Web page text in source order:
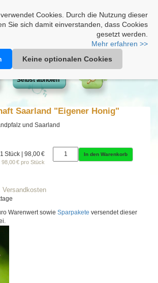
Cookies. Durch die Nutzung dieser
Sie sich damit einverstanden, dass Cookies
gesetzt werden.
Mehr erfahren >>
Keine optionalen Cookies
Selbst abholen
Saarland "Eigener Honig"
und Saarland
1 Stück | 98,00 €
98,00 € pro Stück
In den Warenkorb
Warenwert sowie Sparpakete versendet dieser